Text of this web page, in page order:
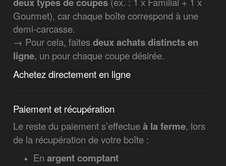
Gourmet), car chaque boîte correspond à une
demi-carcasse.
→ Pour cela, faitesdeux achats distincts en
ligne, un pour chaque coupe désirée.
Achetez directement en ligne
Paiement et récupération
Le reste du paiement s’effectueà la ferme, lors
de la récupération de votre boîte :
Enargent comptant